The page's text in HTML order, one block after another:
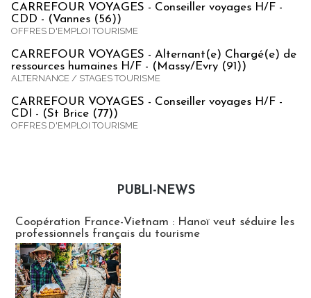
CARREFOUR VOYAGES - Conseiller voyages H/F -
CDD - (Vannes (56))
OFFRES D'EMPLOI TOURISME
CARREFOUR VOYAGES - Alternant(e) Chargé(e) de
ressources humaines H/F - (Massy/Evry (91))
ALTERNANCE / STAGES TOURISME
CARREFOUR VOYAGES - Conseiller voyages H/F -
CDI - (St Brice (77))
OFFRES D'EMPLOI TOURISME
PUBLI-NEWS
Coopération France-Vietnam : Hanoï veut séduire les
professionnels français du tourisme